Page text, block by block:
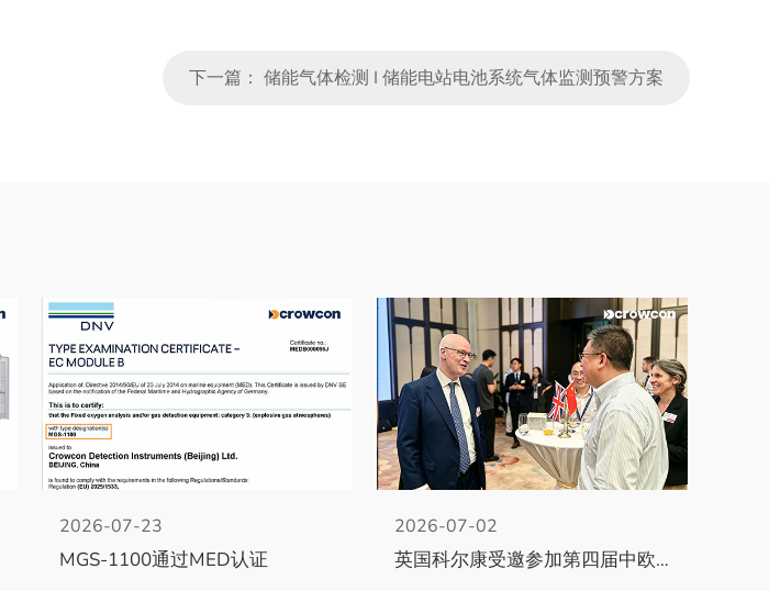
下一篇： 储能气体检测 I 储能电站电池系统气体监测预警方案
2026-07-23
MGS-1100通过MED认证
2026-07-02
英国科尔康受邀参加第四届中欧能源技术创新合作论坛